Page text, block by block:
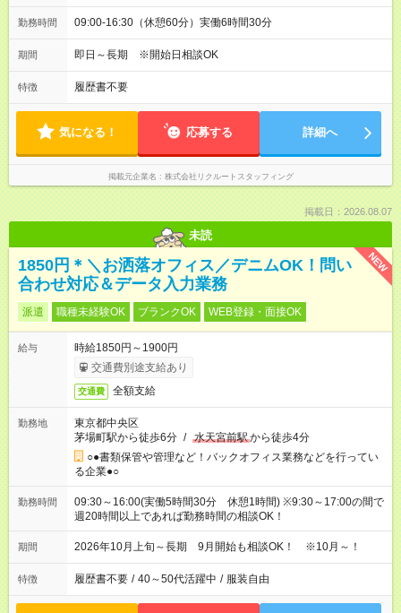
勤務時間 09:00-16:30（休憩60分）実働6時間30分
期間 即日～長期 ※開始日相談OK
特徴 履歴書不要
気になる！ 応募する 詳細へ
掲載元企業名 株式会社リクルートスタッフィング
掲載日：2026.08.07
未読
NEW
1850円＊＼お洒落オフィス／デニムOK！問い
合わせ対応＆データ入力業務
派遣 職種未経験OK ブランクOK WEB登録・面接OK
給与
時給1850円～1900円
交通費別途支給あり
交通費 全額支給
勤務地
東京都中央区
茅場町駅から徒歩6分 / 水天宮前駅から徒歩4分
○●書類保管や管理など！バックオフィス業務などを行ってい
る企業●○
勤務時間
09:30～16:00(実働5時間30分 休憩1時間) ※9:30～17:00の間で
週20時間以上であれば勤務時間の相談OK！
期間 2026年10月上旬～長期 9月開始も相談OK！ ※10月～！
特徴 履歴書不要 / 40～50代活躍中 / 服装自由